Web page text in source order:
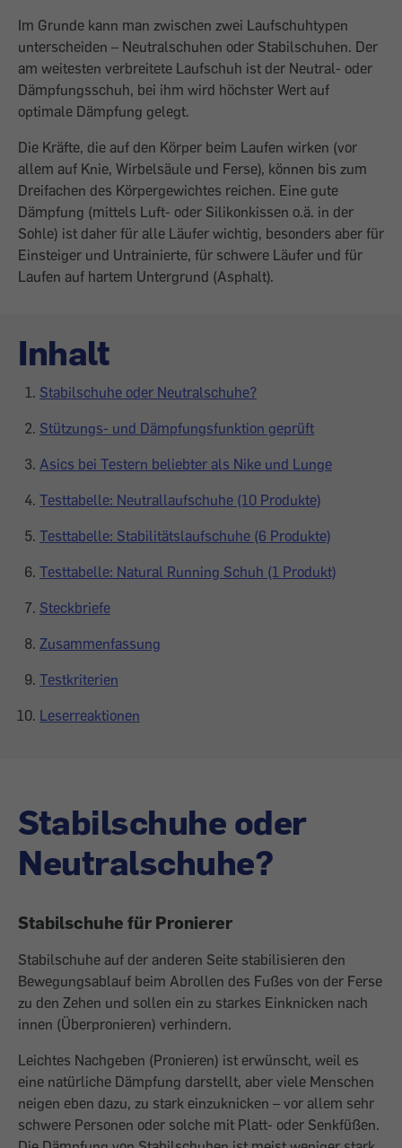
Im Grunde kann man zwischen zwei Laufschuhtypen
unterscheiden – Neutralschuhen oder Stabilschuhen. Der
am weitesten verbreitete Laufschuh ist der Neutral- oder
Dämpfungsschuh, bei ihm wird höchster Wert auf
optimale Dämpfung gelegt.
Die Kräfte, die auf den Körper beim Laufen wirken (vor
allem auf Knie, Wirbelsäule und Ferse), können bis zum
Dreifachen des Körpergewichtes reichen. Eine gute
Dämpfung (mittels Luft- oder Silikonkissen o.ä. in der
Sohle) ist daher für alle Läufer wichtig, besonders aber für
Einsteiger und Untrainierte, für schwere Läufer und für
Laufen auf hartem Untergrund (Asphalt).
Inhalt
Stabilschuhe oder Neutralschuhe?
Stützungs- und Dämpfungsfunktion geprüft
Asics bei Testern beliebter als Nike und Lunge
Testtabelle: Neutrallaufschuhe (10 Produkte)
Testtabelle: Stabilitätslaufschuhe (6 Produkte)
Testtabelle: Natural Running Schuh (1 Produkt)
Steckbriefe
Zusammenfassung
Testkriterien
Leserreaktionen
Stabilschuhe oder
Neutralschuhe?
Stabilschuhe für Pronierer
Stabilschuhe auf der anderen Seite sta­bilisieren den
Bewegungsablauf beim Abrollen des Fußes von der Ferse
zu den Zehen und sollen ein zu starkes Einknicken nach
innen (Überpronieren) verhindern.
Leichtes Nachgeben (Pronieren) ist erwünscht, weil es
eine natürliche Dämpfung darstellt, aber viele Menschen
neigen eben dazu, zu stark einzuknicken – vor allem sehr
schwere ­Personen oder solche mit Platt- oder Senkfüßen.